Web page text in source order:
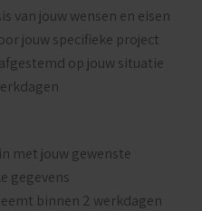
van jouw wensen en eisen
jouw specifieke project
op jouw situatie
met jouw gewenste
gegevens
binnen 2 werkdagen